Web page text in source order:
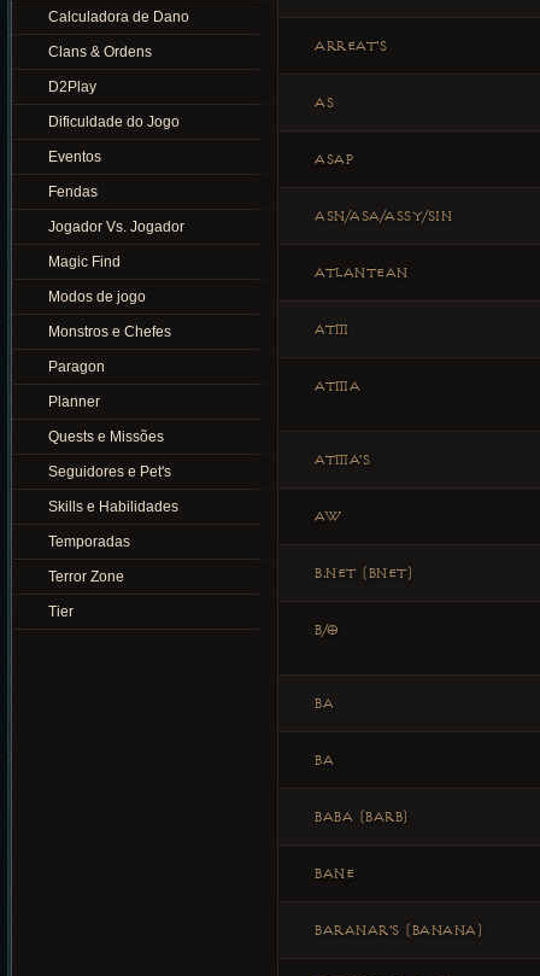
Calculadora de Dano
Clans & Ordens
D2Play
Dificuldade do Jogo
Eventos
Fendas
Jogador Vs. Jogador
Magic Find
Modos de jogo
Monstros e Chefes
Paragon
Planner
Quests e Missões
Seguidores e Pet's
Skills e Habilidades
Temporadas
Terror Zone
Tier
ARREAT'S
AS
ASAP
ASN/ASA/ASSY/SIN
ATLANTEAN
ATM
ATMA
ATMA'S
AW
B.NET (BNET)
B/O
BA
BA
BABA (BARB)
BANE
BARANAR'S (BANANA)